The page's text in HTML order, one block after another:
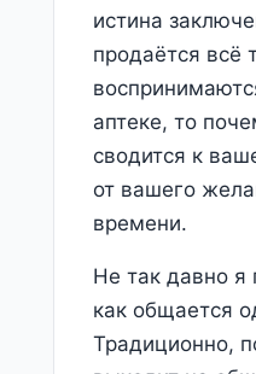
истина
продаётся всё
аптеке, то
сводится к
от вашего
времени.
Не так давно я
как общается
Традиционно,